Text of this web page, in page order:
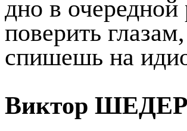
дно в очередной
поверить
спишешь на
Виктор